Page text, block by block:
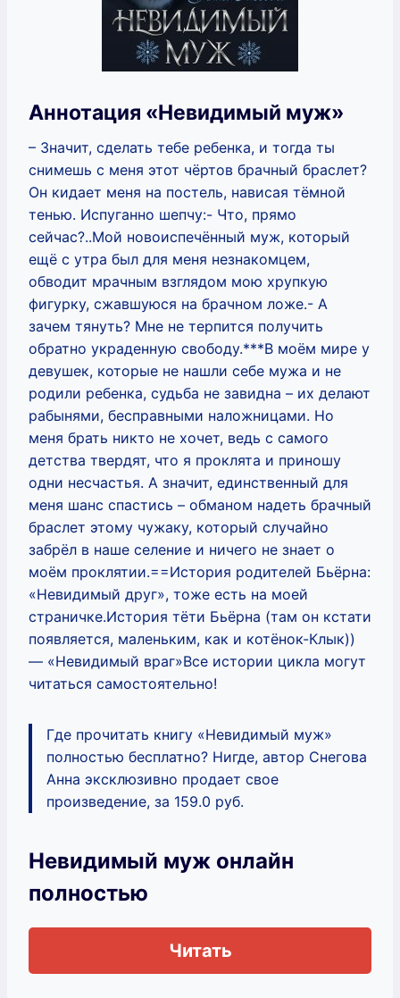
Аннотация «Невидимый муж»
– Значит, сделать тебе ребенка, и тогда ты
снимешь с меня этот чёртов брачный браслет?
Он кидает меня на постель, нависая тёмной
тенью. Испуганно шепчу:- Что, прямо
сейчас?..Мой новоиспечённый муж, который
ещё с утра был для меня незнакомцем,
обводит мрачным взглядом мою хрупкую
фигурку, сжавшуюся на брачном ложе.- А
зачем тянуть? Мне не терпится получить
обратно украденную свободу.***В моём мире у
девушек, которые не нашли себе мужа и не
родили ребенка, судьба не завидна – их делают
рабынями, бесправными наложницами. Но
меня брать никто не хочет, ведь с самого
детства твердят, что я проклята и приношу
одни несчастья. А значит, единственный для
меня шанс спастись – обманом надеть брачный
браслет этому чужаку, который случайно
забрёл в наше селение и ничего не знает о
моём проклятии.==История родителей Бьёрна:
«Невидимый друг», тоже есть на моей
страничке.История тёти Бьёрна (там он кстати
появляется, маленьким, как и котёнок-Клык))
— «Невидимый враг»Все истории цикла могут
читаться самостоятельно!
Где прочитать книгу «Невидимый муж»
полностью бесплатно? Нигде, автор Снегова
Анна эксклюзивно продает свое
произведение, за 159.0 руб.
Невидимый муж онлайн
полностью
Читать